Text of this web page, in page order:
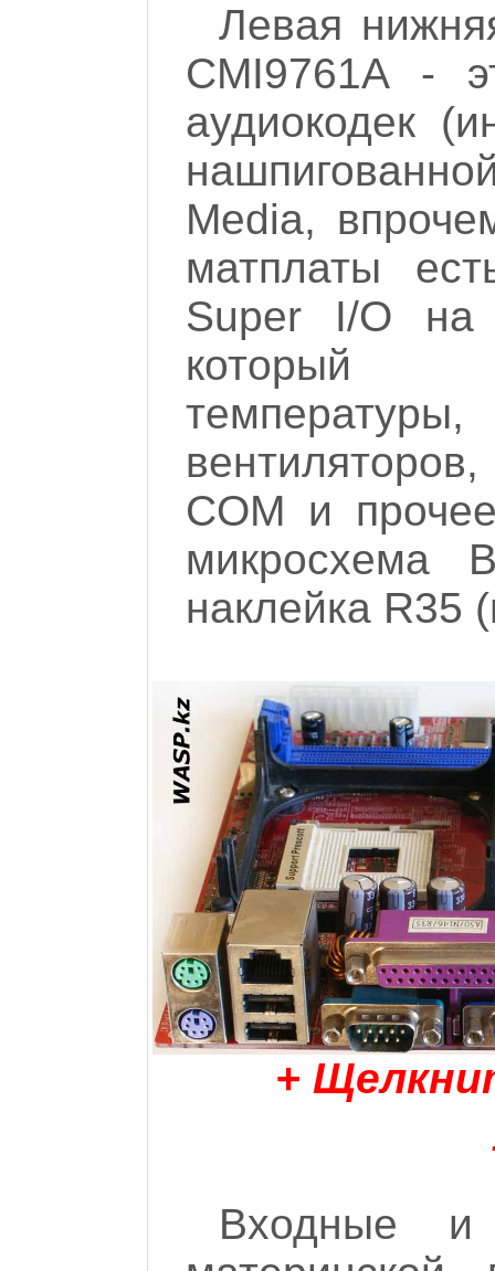
Левая
CMI9761A -
аудиокодек
Media,
матплаты
Super I/O
который
COM и
микросхема
наклейка R35
+
Входные